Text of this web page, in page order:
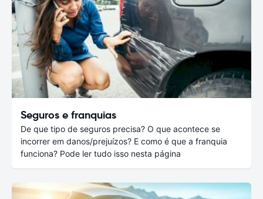
Seguros e franquias
De que tipo de seguros precisa? O que acontece se
incorrer em danos/prejuízos? E como é que a franquia
funciona? Pode ler tudo isso nesta página